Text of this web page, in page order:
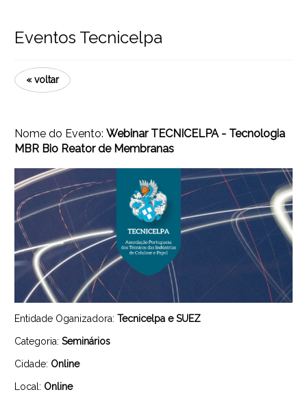
Eventos Tecnicelpa
« voltar
Nome do Evento: Webinar TECNICELPA - Tecnologia
MBR Bio Reator de Membranas
Entidade Oganizadora: Tecnicelpa e SUEZ
Categoria: Seminários
Cidade: Online
Local: Online